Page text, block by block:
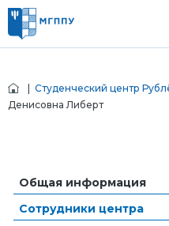
Студенческий центр
Денисовна Либерт
Общая информация
Сотрудники центра